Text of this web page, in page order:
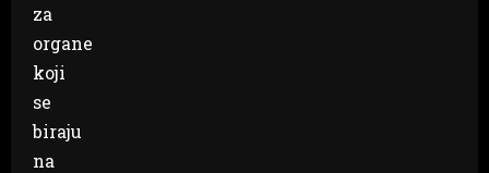
za
organe
koji
se
biraju
na